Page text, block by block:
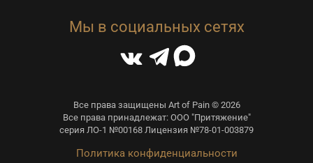
Мы в социальных сетях
Все права защищены Art of Pain © 2026
Все права принадлежат: ООО "Притяжение"
серия ЛО-1 №00168 Лицензия №78-01-003879
Политика конфиденциальности